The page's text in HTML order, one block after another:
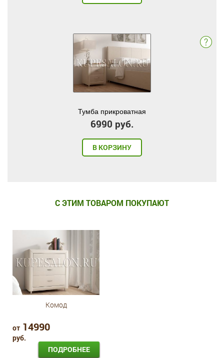
Тумба прикроватная
6990 руб.
В КОРЗИНУ
С ЭТИМ ТОВАРОМ ПОКУПАЮТ
Комод
от 14990
руб.
ПОДРОБНЕЕ